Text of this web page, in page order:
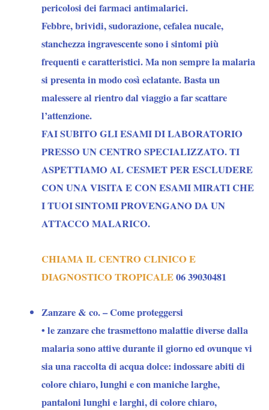
pericolosi dei farmaci antimalarici.
Febbre, brividi, sudorazione, cefalea nucale,
stanchezza ingravescente sono i sintomi più
frequenti e caratteristici. Ma non sempre la malaria
si presenta in modo così eclatante. Basta un
malessere al rientro dal viaggio a far scattare
l’attenzione.
FAI SUBITO GLI ESAMI DI LABORATORIO
PRESSO UN CENTRO SPECIALIZZATO. TI
ASPETTIAMO AL CESMET PER ESCLUDERE
CON UNA VISITA E CON ESAMI MIRATI CHE
I TUOI SINTOMI PROVENGANO DA UN
ATTACCO MALARICO.
CHIAMA IL CENTRO CLINICO E
DIAGNOSTICO TROPICALE06 39030481
Zanzare & co. – Come proteggersi
• lezanzareche trasmettono malattie diverse dalla
malaria sono attive durante il giorno ed ovunque vi
sia una raccolta di acqua dolce: indossare abiti di
colore chiaro, lunghi e con maniche larghe,
pantaloni lunghi e larghi, di colore chiaro,